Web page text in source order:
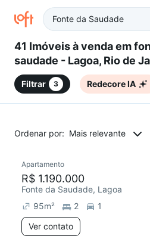
41 Imóveis à venda em fonte da
saudade - Lagoa, Rio de
RJ
Filtrar 3 Redecore IA
Ordenar por: Mais relevante
Apartamento
R$ 1.190.000
Fonte da Saudade, Lagoa
95m² 2
1
Ver contato